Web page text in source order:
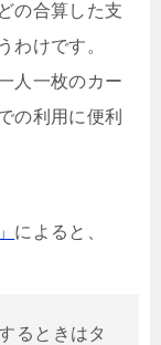
の合算した支
わけです。
人一枚のカー
の利用に便利
によると、
るときはタ